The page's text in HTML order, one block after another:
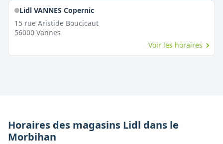
Lidl VANNES Copernic
15 rue Aristide Boucicaut
56000 Vannes
Voir les horaires
Horaires des magasins Lidl dans le
Morbihan